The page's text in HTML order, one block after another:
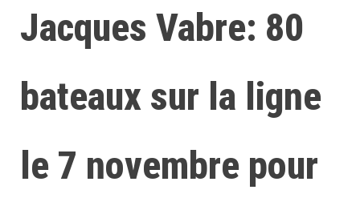
Jacques Vabre: 80
bateaux sur la ligne
le 7 novembre pour